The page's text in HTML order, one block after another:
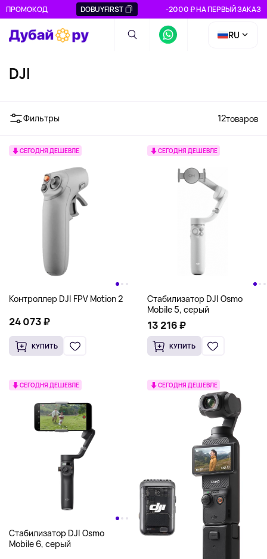
ПРОМОКОД DOBUYFIRST -2000 ₽ НА ПЕРВЫЙ ЗАКАЗ
RU
DJI
Фильтры 12товаров
СЕГОДНЯ ДЕШЕВЛЕ
Контроллер DJI FPV Motion 2
24 073 ₽
КУПИТЬ
СЕГОДНЯ ДЕШЕВЛЕ
Стабилизатор DJI Osmo
Mobile 5, серый
13 216 ₽
КУПИТЬ
СЕГОДНЯ ДЕШЕВЛЕ
Стабилизатор DJI Osmo
Mobile 6, серый
СЕГОДНЯ ДЕШЕВЛЕ